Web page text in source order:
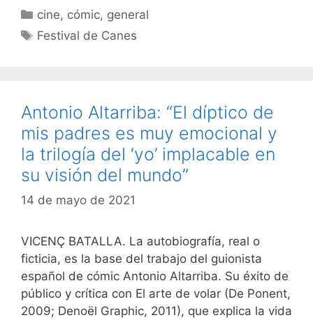
Categorías
cine, cómic, general
Etiquetas
Festival de Canes
Antonio Altarriba: “El díptico de
mis padres es muy emocional y
la trilogía del ‘yo’ implacable en
su visión del mundo”
14 de mayo de 2021
VICENÇ BATALLA. La autobiografía, real o
ficticia, es la base del trabajo del guionista
español de cómic Antonio Altarriba. Su éxito de
público y crítica con El arte de volar (De Ponent,
2009; Denoël Graphic, 2011), que explica la vida